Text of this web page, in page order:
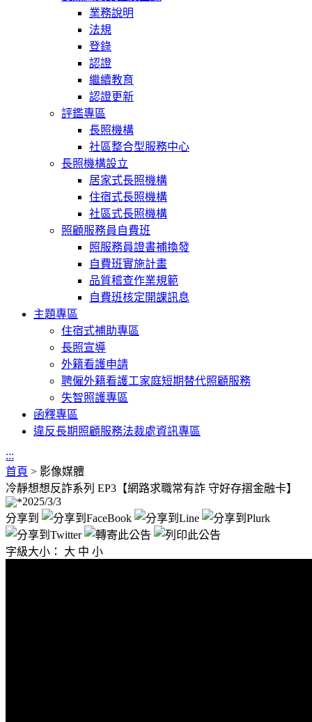
業務說明
法規
登錄
認證
繼續教育
認證更新
評鑑專區
長照機構
社區整合型服務中心
長照機構設立
居家式長照機構
住宿式長照機構
社區式長照機構
照顧服務員自費班
照服務員證書補換發
自費班實施計畫
品質稽查作業規範
自費班核定開課訊息
主題專區
住宿式補助專區
長照宣導
外籍看護申請
聘僱外籍看護工家庭短期替代照顧服務
失智照護專區
函釋專區
違反長期照顧服務法裁處資訊專區
:::
首頁 > 影像媒體
冷靜想想反詐系列 EP3【網路求職常有詐 守好存摺金融卡】
2025/3/3
分享到
字級大小： 大 中 小